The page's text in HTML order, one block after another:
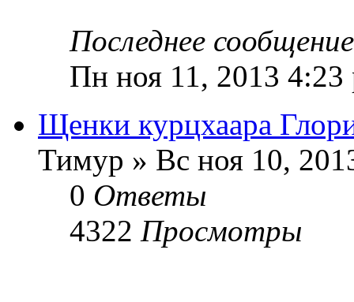
Последнее
Пн ноя 11, 2013 4:23
Щенки курцхаара
Тимур » Вс ноя 10,
0 Ответы
4322 Просмотры